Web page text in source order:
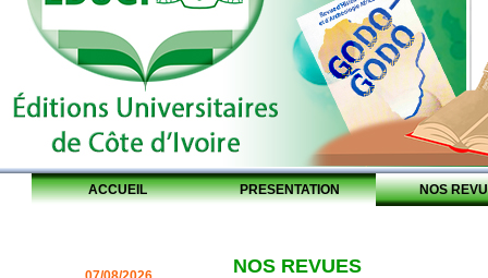
ACCUEIL PRESENTATION NOS
NOS REVUES